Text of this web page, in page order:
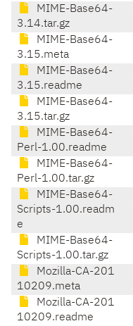
MIME-Base64-
3.14.tar.gz
MIME-Base64-
3.15.meta
MIME-Base64-
3.15.readme
MIME-Base64-
3.15.tar.gz
MIME-Base64-
Perl-1.00.readme
MIME-Base64-
Perl-1.00.tar.gz
MIME-Base64-
Scripts-1.00.readm
e
MIME-Base64-
Scripts-1.00.tar.gz
Mozilla-CA-201
10209.meta
Mozilla-CA-201
10209.readme